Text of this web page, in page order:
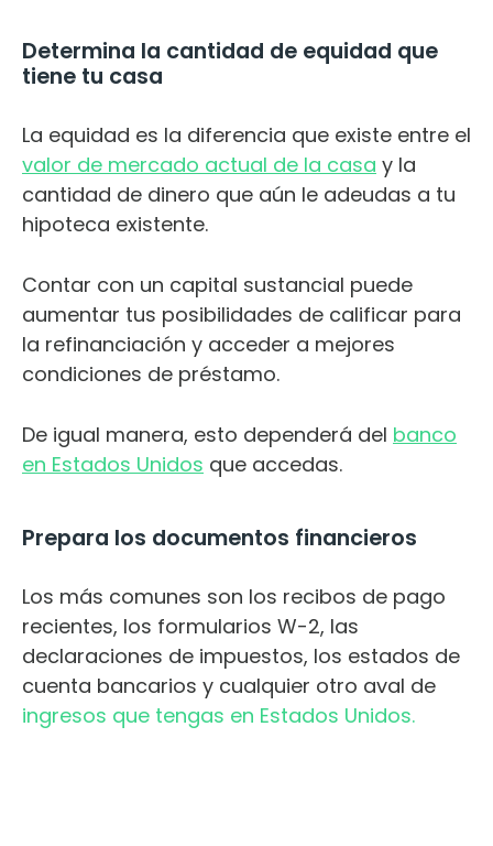
Determina la cantidad de equidad que
tiene tu casa
La equidad es la diferencia que existe entre el
valor de mercado actual de la casa y la
cantidad de dinero que aún le adeudas a tu
hipoteca existente.
Contar con un capital sustancial puede
aumentar tus posibilidades de calificar para
la refinanciación y acceder a mejores
condiciones de préstamo.
De igual manera, esto dependerá del banco
en Estados Unidos que accedas.
Prepara los documentos financieros
Los más comunes son los recibos de pago
recientes, los formularios W-2, las
declaraciones de impuestos, los estados de
cuenta bancarios y cualquier otro aval de
ingresos que tengas en Estados Unidos.